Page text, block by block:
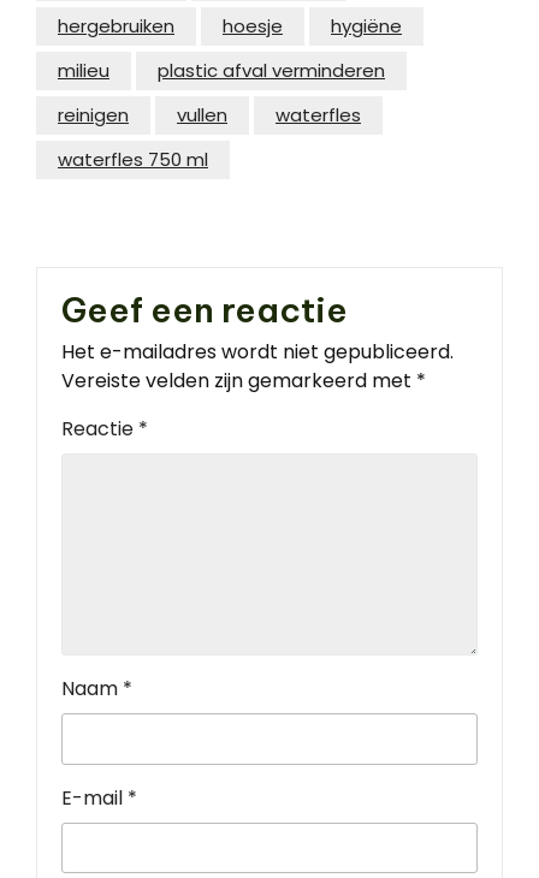
hergebruiken
hoesje
hygiëne
milieu
plastic afval verminderen
reinigen
vullen
waterfles
waterfles 750 ml
Geef een reactie
Het e-mailadres wordt niet gepubliceerd.
Vereiste velden zijn gemarkeerd met *
Reactie *
Naam *
E-mail *